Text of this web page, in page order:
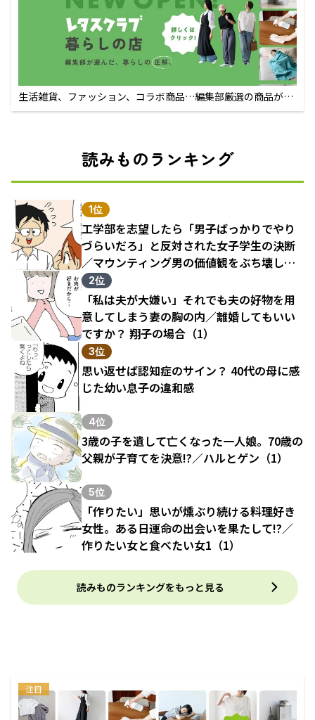
生活雑貨、ファッション、コラボ商品…編集部厳選の商品が買
えるECサイト
読みものランキング
1位
工学部を志望したら「男子ばっかりでやり
づらいだろ」と反対された女子学生の決断
／マウンティング男の価値観をぶち壊した
結果（1）
2位
「私は夫が大嫌い」それでも夫の好物を用
意してしまう妻の胸の内／離婚してもいい
ですか？ 翔子の場合（1）
3位
思い返せば認知症のサイン？ 40代の母に感
じた幼い息子の違和感
4位
3歳の子を遺して亡くなった一人娘。70歳の
父親が子育てを決意!?／ハルとゲン（1）
5位
「作りたい」思いが燻ぶり続ける料理好き
女性。ある日運命の出会いを果たして!?／
作りたい女と食べたい女1（1）
読みものランキングをもっと見る
注目